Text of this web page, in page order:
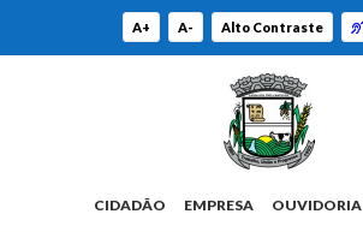
A+ A- Alto Contraste
CIDADÃO EMPRESA OUVIDORIA